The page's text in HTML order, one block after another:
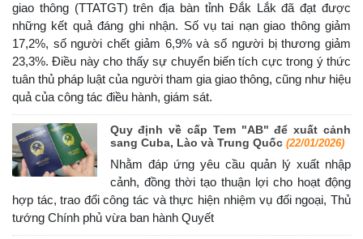
giao thông (TTATGT) trên địa bàn tỉnh Đắk Lắk đã đạt được
những kết quả đáng ghi nhận. Số vụ tai nạn giao thông giảm
17,2%, số người chết giảm 6,9% và số người bị thương giảm
23,3%. Điều này cho thấy sự chuyển biến tích cực trong ý thức
tuân thủ pháp luật của người tham gia giao thông, cũng như hiệu
quả của công tác điều hành, giám sát.
Quy định về cấp Tem "AB" để xuất cảnh
sang Cuba, Lào và Trung Quốc (22/01/2026)
Nhằm đáp ứng yêu cầu quản lý xuất nhập
cảnh, đồng thời tạo thuận lợi cho hoạt động
hợp tác, trao đổi công tác và thực hiện nhiệm vụ đối ngoại, Thủ
tướng Chính phủ vừa ban hành Quyết